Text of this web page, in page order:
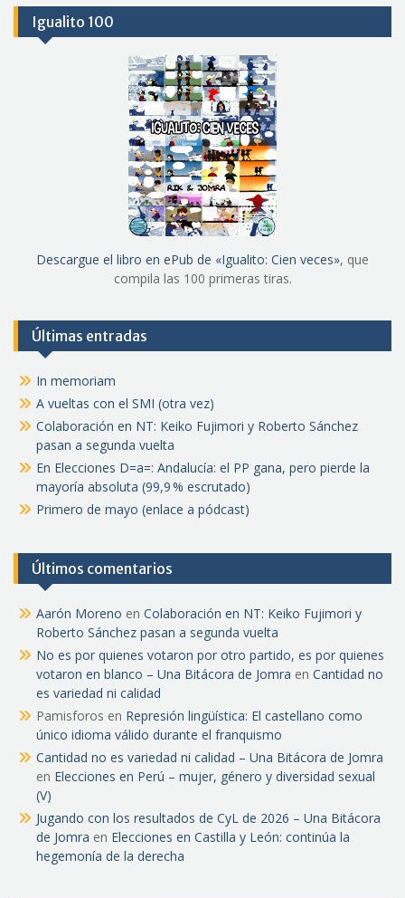
Igualito 100
Descargue el libro en ePub de «Igualito: Cien veces», que
compila las 100 primeras tiras.
Últimas entradas
In memoriam
A vueltas con el SMI (otra vez)
Colaboración en NT: Keiko Fujimori y Roberto Sánchez
pasan a segunda vuelta
En Elecciones D=a=: Andalucía: el PP gana, pero pierde la
mayoría absoluta (99,9 % escrutado)
Primero de mayo (enlace a pódcast)
Últimos comentarios
Aarón Moreno en Colaboración en NT: Keiko Fujimori y
Roberto Sánchez pasan a segunda vuelta
No es por quienes votaron por otro partido, es por quienes
votaron en blanco – Una Bitácora de Jomra en Cantidad no
es variedad ni calidad
Pamisforos en Represión lingüística: El castellano como
único idioma válido durante el franquismo
Cantidad no es variedad ni calidad – Una Bitácora de Jomra
en Elecciones en Perú – mujer, género y diversidad sexual
(V)
Jugando con los resultados de CyL de 2026 – Una Bitácora
de Jomra en Elecciones en Castilla y León: continúa la
hegemonía de la derecha